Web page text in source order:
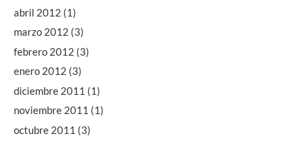
abril 2012 (1)
marzo 2012 (3)
febrero 2012 (3)
enero 2012 (3)
diciembre 2011 (1)
noviembre 2011 (1)
octubre 2011 (3)